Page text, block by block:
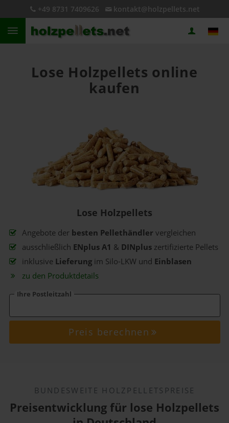
+49 8731 7409626 kontakt@holzpellets.net
Lose Holzpellets online
kaufen
Lose Holzpellets
Angebote der besten Pellethändler vergleichen
ausschließlich ENplus A1 & DINpluszertifizierte Pellets
inklusive Lieferungim Silo-LKW und Einblasen
zu den Produktdetails
Ihre Postleitzahl
Preis berechnen
BUNDESWEITE HOLZPELLETSPREISE
Preisentwicklung für lose Holzpellets